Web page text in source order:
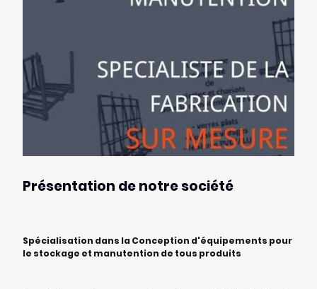
Présentation de notre société
Spécialisation dans la Conception d'équipements pour
le stockage et manutention de tous produits